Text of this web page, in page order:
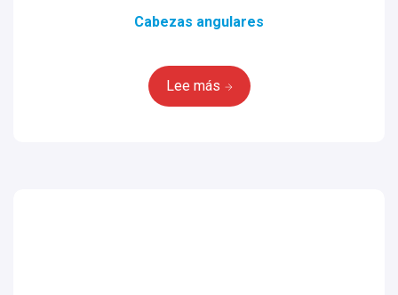
Cabezas angulares
Lee más